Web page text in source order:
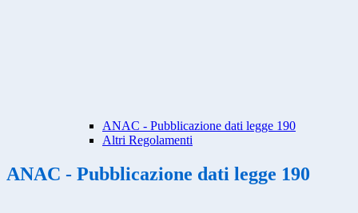
ANAC - Pubblicazione dati legge 190
Altri Regolamenti
ANAC - Pubblicazione dati legge 190